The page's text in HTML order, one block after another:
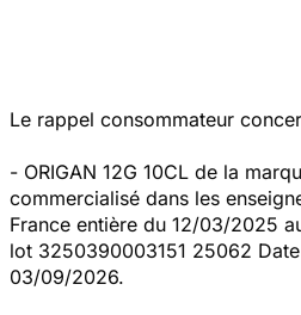
Le rappel consommateur
- ORIGAN 12G 10CL de la
commercialisé dans les
France entière du 12/03/2025
lot 3250390003151 25062
03/09/2026.